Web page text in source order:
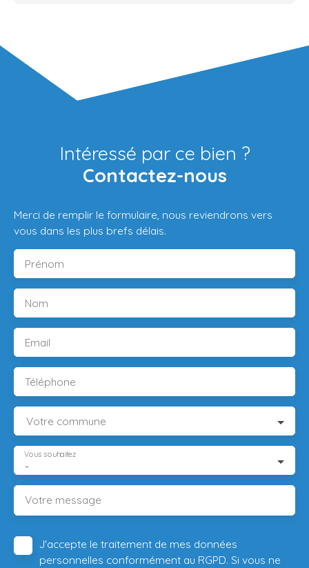
Intéressé par ce bien ?
Contactez-nous
Merci de remplir le formulaire, nous reviendrons vers
vous dans les plus brefs délais.
Prénom
Nom
Email
Téléphone
Votre commune
-
Vous souhaitez
Votre message
J'accepte le traitement de mes données
personnelles conformément au RGPD. Si vous ne